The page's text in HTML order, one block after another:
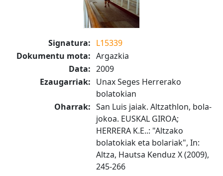
Signatura: L15339
Dokumentu mota: Argazkia
Data: 2009
Ezaugarriak: Unax Seges Herrerako
bolatokian
Oharrak: San Luis jaiak. Altzathlon, bola-
jokoa. EUSKAL GIROA;
HERRERA K.E..: "Altzako
bolatokiak eta bolariak", In:
Altza, Hautsa Kenduz X (2009),
245-266